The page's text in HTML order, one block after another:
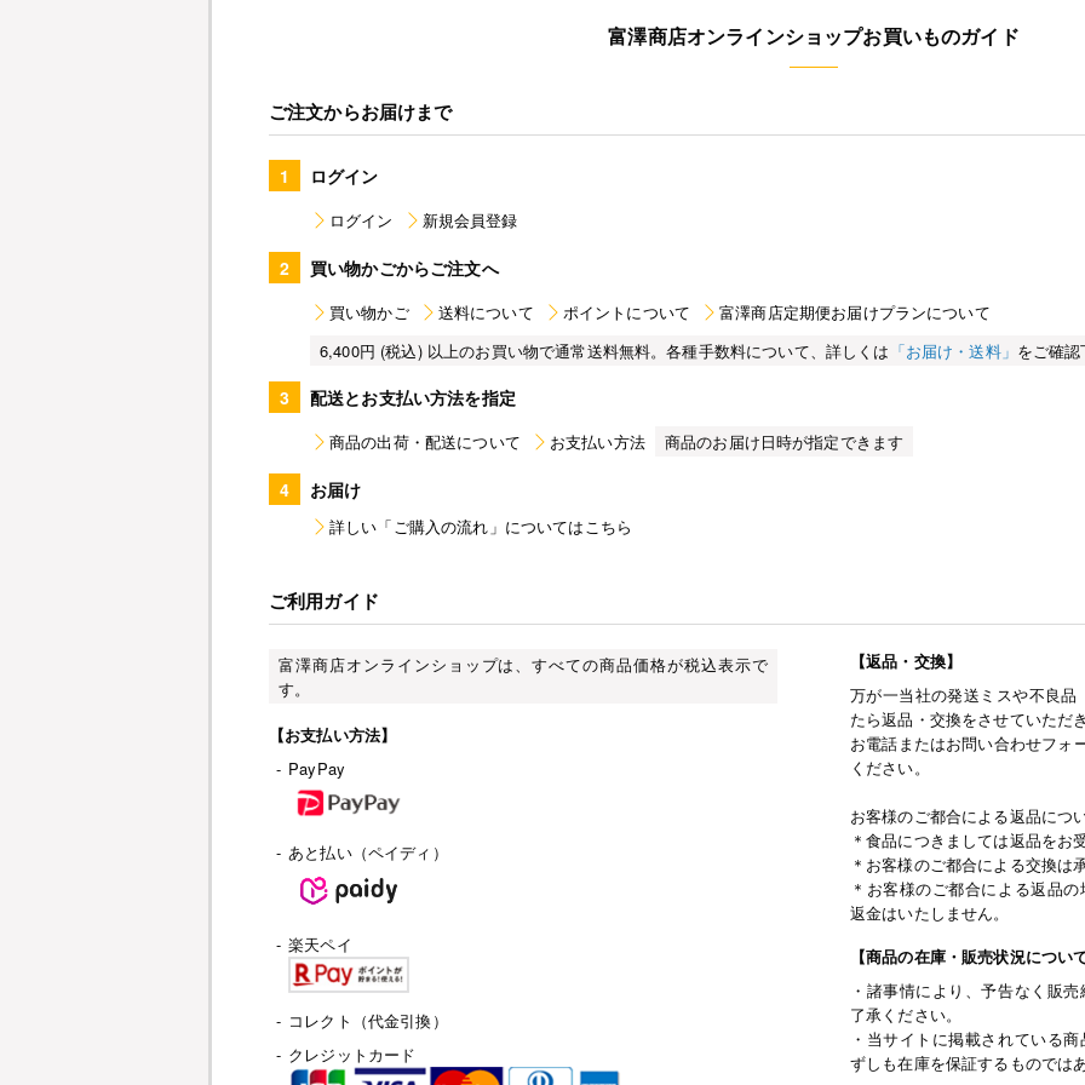
富澤商店オンラインショップお買いものガイド
ご注文からお届けまで
1 ログイン
ログイン 新規会員登録
2 買い物かごからご注文へ
買い物かご 送料について ポイントについて
富澤商店定期便お届けプランについて
6,400円 (税込) 以上のお買い物で通常送料無料。各種手数料について、詳しくは 「お届け・送料」 をご確
3 配送とお支払い方法を指定
商品の出荷・配送について お支払い方法 商品のお届け日時が指定できます
4 お届け
詳しい「ご購入の流れ」についてはこちら
ご利用ガイド
富澤商店オンラインショップは、すべての商品価格が税込表示で
す。
【お支払い方法】
- PayPay
- あと払い（ペイディ）
- 楽天ペイ
- コレクト（代金引換）
- クレジットカード
【返品・交換】
万が一当社の発送ミスや不良
たら返品・交換をさせていただ
お電話またはお問い合わせフォ
ください。
お客様のご都合による返品につ
＊食品につきましては返品をお
＊お客様のご都合による交換は
＊お客様のご都合による返品
返金はいたしません。
【商品の在庫・販売状況につい
・諸事情により、予告なく販
了承ください。
・当サイトに掲載されている
ずしも在庫を保証するものでは